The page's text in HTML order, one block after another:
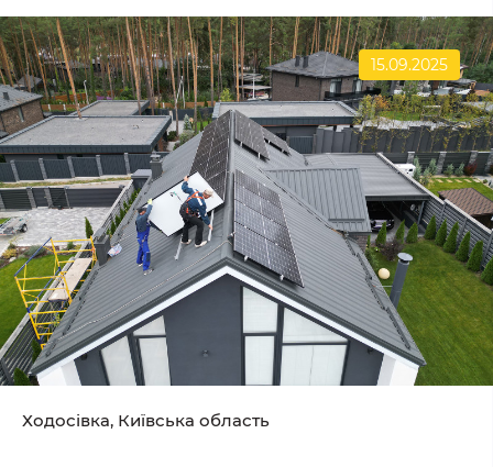
15.09.2025
Ходосівка, Київська область